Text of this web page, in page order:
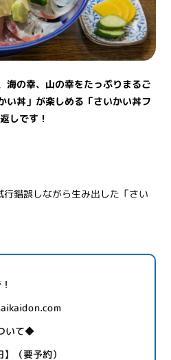
海の幸、山の幸をたっぷりまるご
い丼」が楽しめる「さいかい丼フ
しです！
錯誤しながら生み出した「さい
いて◆
】（要予約）